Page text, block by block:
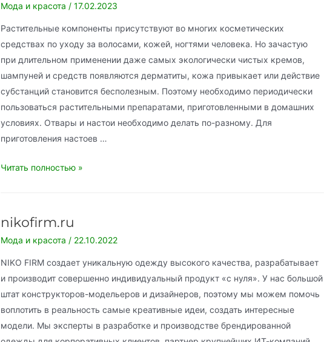
Мода и красота / 17.02.2023
Растительные компоненты присутствуют во многих косметических
средствах по уходу за волосами, кожей, ногтями человека. Но зачастую
при длительном применении даже самых экологически чистых кремов,
шампуней и средств появляются дерматиты, кожа привыкает или действие
субстанций становится бесполезным. Поэтому необходимо периодически
пользоваться растительными препаратами, приготовленными в домашних
условиях. Отвары и настои необходимо делать по-разному. Для
приготовления настоев …
Рецепт
волосами
Читать полностью »
nikofirm.ru
Мода и красота / 22.10.2022
NIKO FIRM создает уникальную одежду высокого качества, разрабатывает
и производит совершенно индивидуальный продукт «с нуля». У нас большой
штат конструкторов-модельеров и дизайнеров, поэтому мы можем помочь
воплотить в реальность самые креативные идеи, создать интересные
модели. Мы эксперты в разработке и производстве брендированной